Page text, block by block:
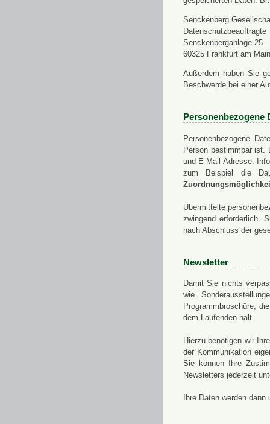
Senckenberg
Datenschutzbeauftragte
Senckenberganlage 25
60325 Frankfurt am Main
Außerdem haben Sie
Beschwerde bei einer
Personenbezogene
Personenbezogene
Person bestimmbar ist.
und E-Mail Adresse.
zum Beispiel die
Übermittelte
zwingend erforderlich.
nach Abschluss der
Newsletter
Damit Sie nichts
wie
Programmbroschüre,
dem Laufenden hält.
Hierzu benötigen wir
der Kommunikation
Sie können Ihre
Newsletters jederzeit
Ihre Daten werden